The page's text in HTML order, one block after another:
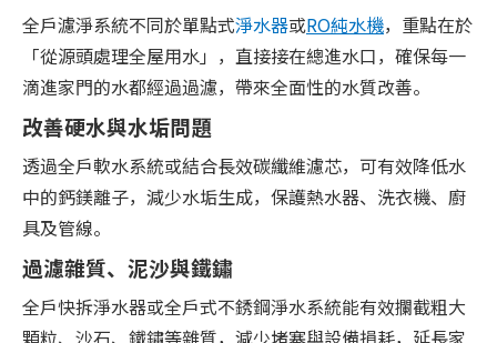
全戶濾淨系統不同於單點式淨水器或RO純水機，重點在於
「從源頭處理全屋用水」，直接接在總進水口，確保每一
滴進家門的水都經過過濾，帶來全面性的水質改善。
改善硬水與水垢問題
透過全戶軟水系統或結合長效碳纖維濾芯，可有效降低水
中的鈣鎂離子，減少水垢生成，保護熱水器、洗衣機、廚
具及管線。
過濾雜質、泥沙與鐵鏽
全戶快拆淨水器或全戶式不銹鋼淨水系統能有效攔截粗大
顆粒、沙石、鐵鏽等雜質，減少堵塞與設備損耗，延長家